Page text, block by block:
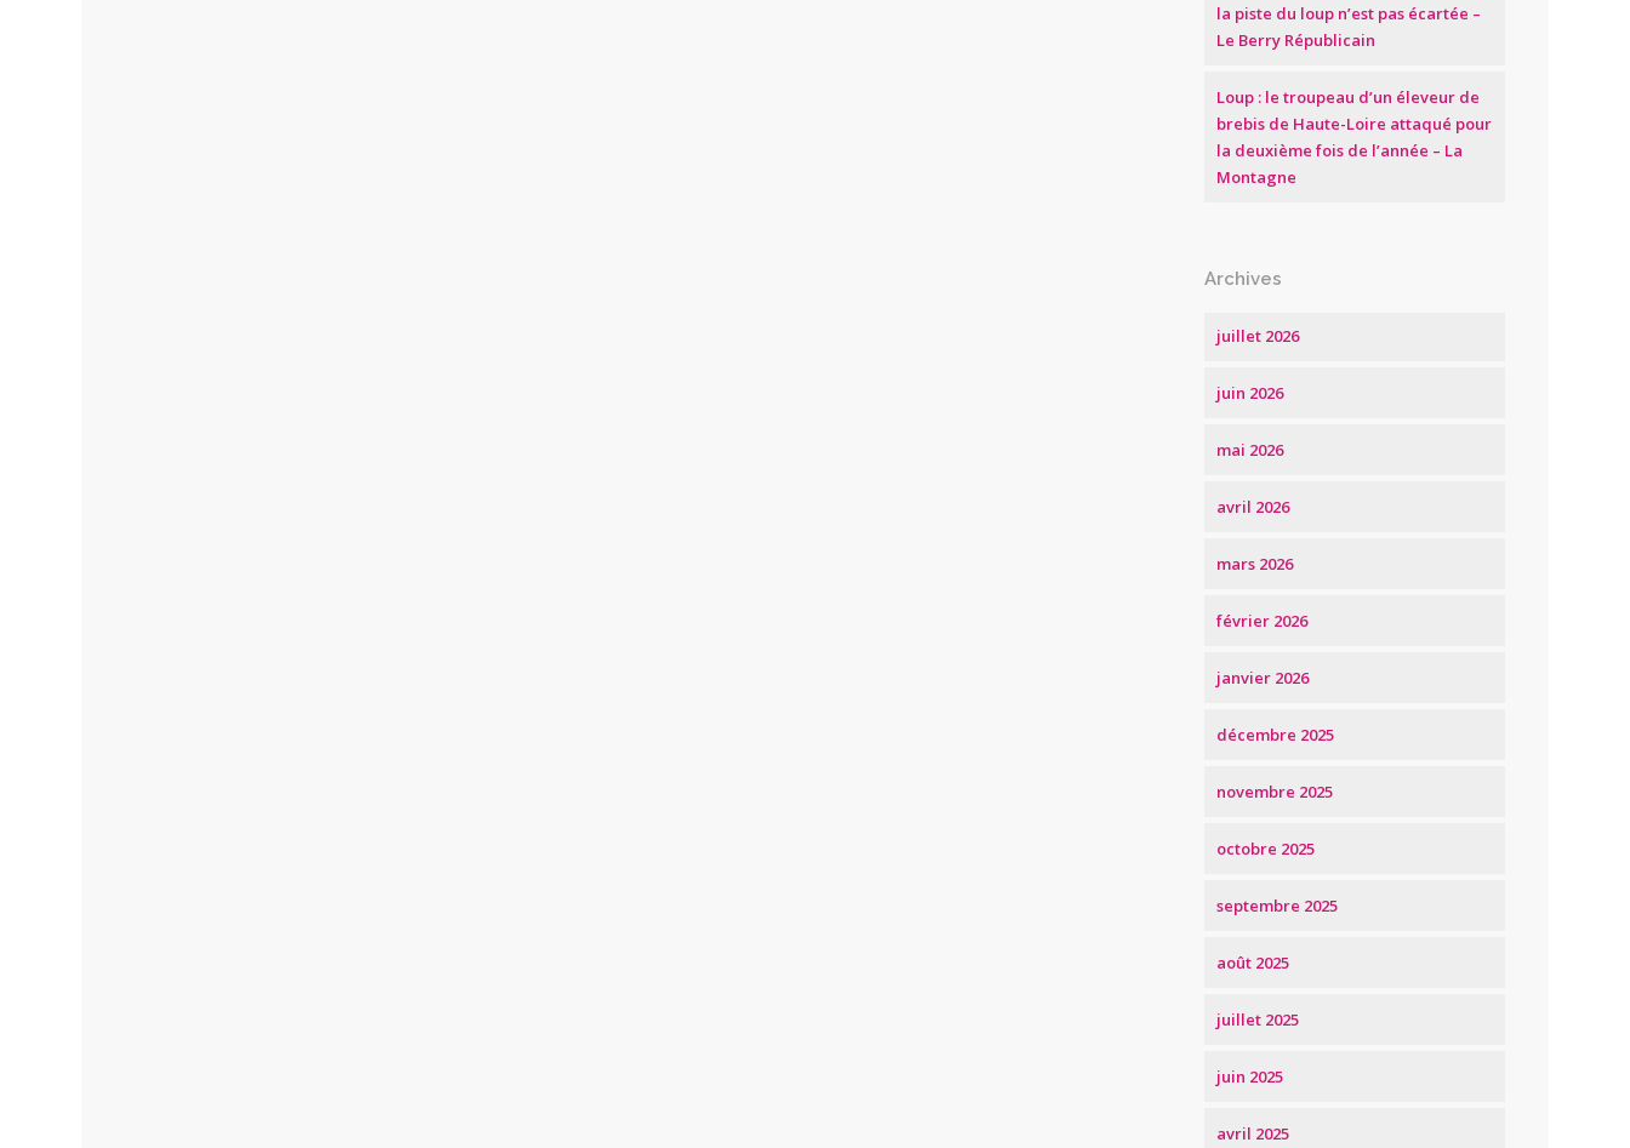
la piste du loup n’est pas écartée –
Le Berry Républicain
Loup : le troupeau d’un éleveur de
brebis de Haute-Loire attaqué pour
la deuxième fois de l’année – La
Montagne
Archives
juillet 2026
juin 2026
mai 2026
avril 2026
mars 2026
février 2026
janvier 2026
décembre 2025
novembre 2025
octobre 2025
septembre 2025
août 2025
juillet 2025
juin 2025
avril 2025